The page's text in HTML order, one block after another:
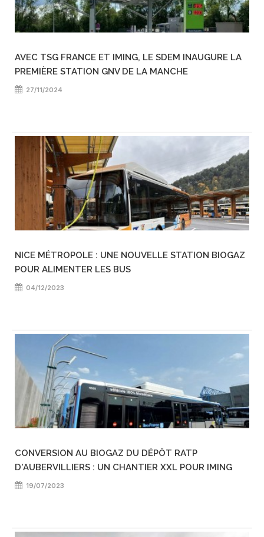
AVEC TSG FRANCE ET IMING, LE SDEM INAUGURE LA
PREMIÈRE STATION GNV DE LA MANCHE
27/11/2024
NICE MÉTROPOLE : UNE NOUVELLE STATION BIOGAZ
POUR ALIMENTER LES BUS
04/12/2023
CONVERSION AU BIOGAZ DU DÉPÔT RATP
D'AUBERVILLIERS : UN CHANTIER XXL POUR IMING
19/07/2023